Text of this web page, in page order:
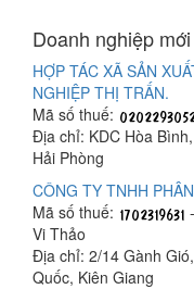
Doanh nghiệp
HỢP TÁC XÃ SẢN
NGHIỆP THỊ TRẤN.
Mã số thuế:
Địa chỉ: KDC Hòa
Hải Phòng
CÔNG TY TNHH
Mã số thuế:
Vi Thảo
Địa chỉ: 2/14 Gành
Quốc, Kiên Giang